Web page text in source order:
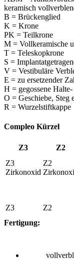
keramisch
B = Brückenglied
K = Krone
PK = Teilkrone
M = Vollkeramische
T = Teleskopkrone
S =
V = Vestibuläre
E = zu ersetzender
H = gegossene
O = Geschiebe, Steg
R = Wurzelstiftkappe
Compleo Kürzel
Z3 Z2
Z3
Zirkonoxid
Z2
Z3 Z2
Fertigung: